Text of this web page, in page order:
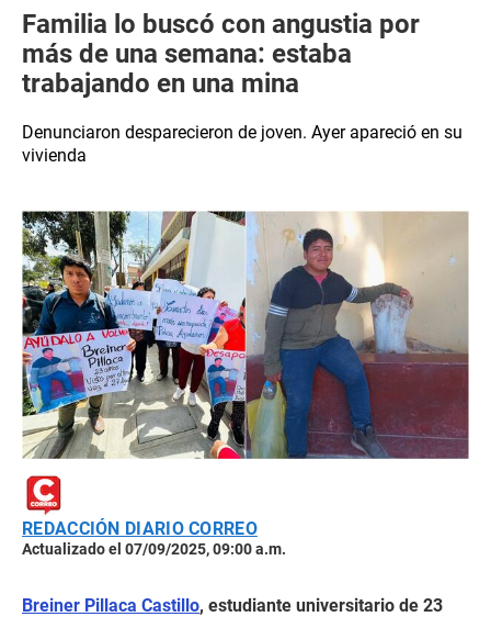
Familia lo buscó con angustia por
más de una semana: estaba
trabajando en una mina
Denunciaron desparecieron de joven. Ayer apareció en su
vivienda
REDACCIÓN DIARIO CORREO
Actualizado el 07/09/2025, 09:00 a.m.
Breiner Pillaca Castillo, estudiante universitario de 23